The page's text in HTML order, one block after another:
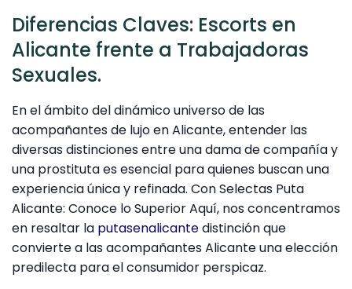
Diferencias Claves: Escorts en
Alicante frente a Trabajadoras
Sexuales.
En el ámbito del dinámico universo de las
acompañantes de lujo en Alicante, entender las
diversas distinciones entre una dama de compañía y
una prostituta es esencial para quienes buscan una
experiencia única y refinada. Con Selectas Puta
Alicante: Conoce lo Superior Aquí, nos concentramos
en resaltar la putasenalicantedistinción que
convierte a las acompañantes Alicante una elección
predilecta para el consumidor perspicaz.